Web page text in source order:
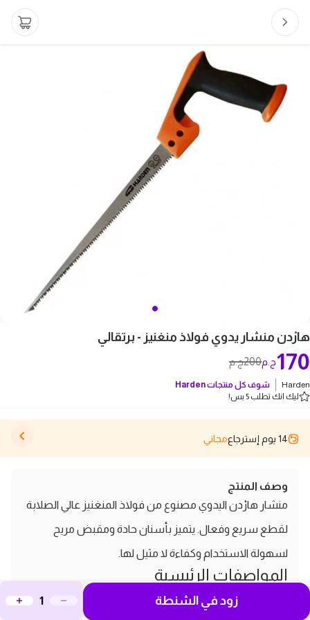
هارْدن منشار يدوي فولاذ منغنيز - برتقالي
200ج.م 170ج.م
Harden شوف كل منتجاتHarden
ليك انك تطلب 5 بس!
14 يوم إسترجاع مجاني
وصف المنتج
منشار هارْدن اليدوي مصنوع من فولاذ المنغنيز عالي الصلابة
لقطع سريع وفعال. يتميز بأسنان حادة ومقبض مريح
لسهولة الاستخدام وكفاءة لا مثيل لها.
المواصفات الرئيسية
الماركة:Harden
زود في الشنطة